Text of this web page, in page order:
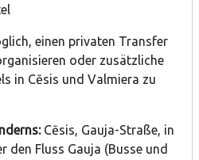
einen privaten Transfer
oder zusätzliche
in Cēsis und Valmiera zu
Cēsis, Gauja-Straße, in
den Fluss Gauja (Busse und